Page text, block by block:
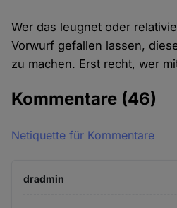
Wer das leugnet oder
Vorwurf gefallen lassen,
zu machen. Erst recht, wer
Kommentare (46)
Netiquette für Kommentare
dradmin